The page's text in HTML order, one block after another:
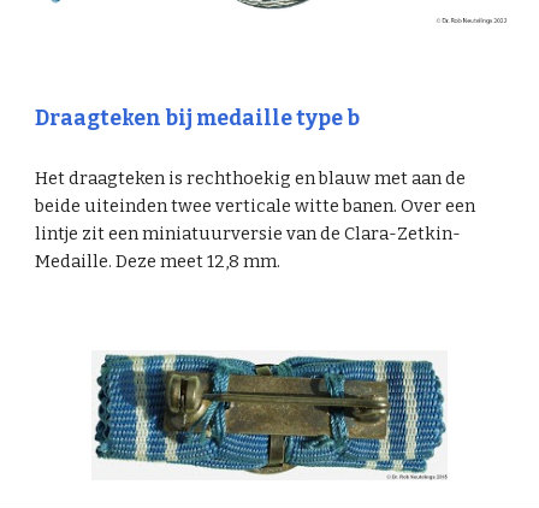
Draagteken bij medaille type b
Het draagteken is rechthoekig en blauw met aan de
beide uiteinden twee verticale witte banen. Over een
lintje zit een miniatuurversie van de Clara-Zetkin-
Medaille. Deze meet 12,8 mm.